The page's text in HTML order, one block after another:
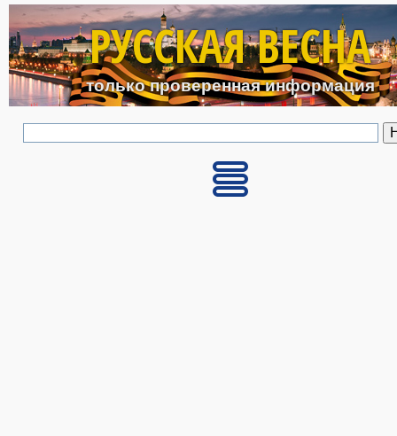
Перейти к основному
РУССКАЯ ВЕСНА
только проверенная информация